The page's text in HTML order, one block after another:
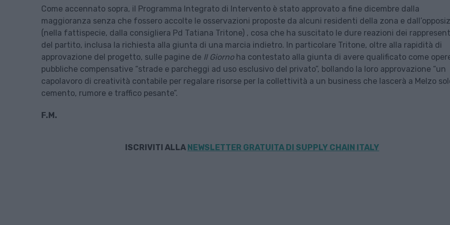
Come accennato sopra, il Programma Integrato di Intervento è stato approvato a fine dicembre dalla
maggioranza senza che fossero accolte le osservazioni proposte da alcuni residenti della zona e
(nella fattispecie, dalla consigliera Pd Tatiana Tritone) , cosa che ha suscitato le dure reazioni dei
del partito, inclusa la richiesta alla giunta di una marcia indietro. In particolare Tritone, oltre alla rapidità di
approvazione del progetto, sulle pagine de Il Giornoha contestato alla giunta di avere qualificato come
pubbliche compensative “strade e parcheggi ad uso esclusivo del privato”, bollando la loro approvazione “un
capolavoro di creatività contabile per regalare risorse per la collettività a un business che lascerà a Melzo
cemento, rumore e traffico pesante”.
F.M.
ISCRIVITI ALLA NEWSLETTER GRATUITA DI SUPPLY CHAIN ITALY